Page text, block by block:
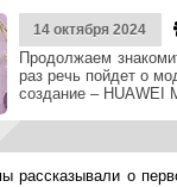
14 октября 2024
Продолжаем
раз речь пойдет о
создание – HUAWEI
рассказывали о